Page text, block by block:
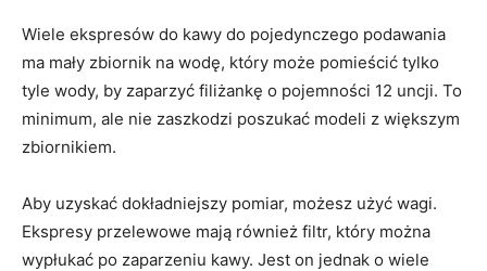
Wiele ekspresów do kawy do pojedynczego podawania
ma mały zbiornik na wodę, który może pomieścić tylko
tyle wody, by zaparzyć filiżankę o pojemności 12 uncji. To
minimum, ale nie zaszkodzi poszukać modeli z większym
zbiornikiem.
Aby uzyskać dokładniejszy pomiar, możesz użyć wagi.
Ekspresy przelewowe mają również filtr, który można
wypłukać po zaparzeniu kawy. Jest on jednak o wiele